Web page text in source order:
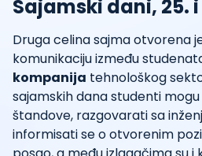
Sajamski dani, 25.
Druga celina sajma otvorena
komunikaciju između
kompanija tehnološkog
sajamskih dana studenti
štandove, razgovarati sa
informisati se o otvorenim